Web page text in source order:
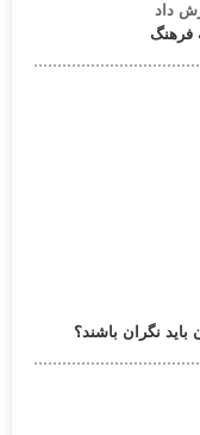
داد
فرهنگ
نگران باشند؟